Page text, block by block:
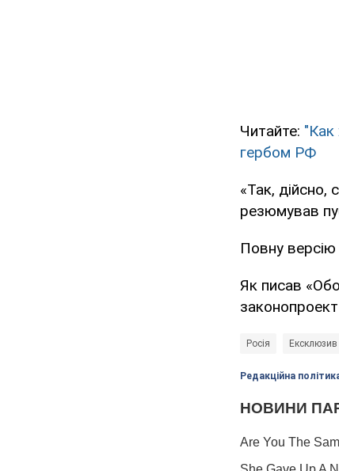
Читайте:
гербом РФ
«Так, дійсно,
резюмував
Повну
Як писав
законопроект
Росія Ексклюзив
Редакційна